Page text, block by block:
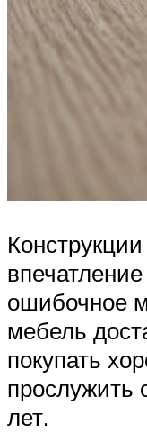
ошибочное
мебель
покупать
прослужить
лет.